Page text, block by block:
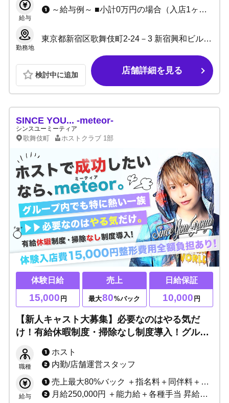
給与
～給与例～ ■小計0万円の場合（入店1ヶ月目） 日給：10,000円×25日=月給25万円+各種賞金 ■小計30万の場合(入店1～3ヶ月目) 日給：12,000円×25日＝月給30万円+各種賞金 ■小計100万の場合 売上：100万円×70%＝月給70万円+各種賞金
勤務地
東京都新宿区歌舞伎町2-24－3 新宿興和ビル5階
検討中に追加 店舗詳細を見る
SINCE YOU... -meteor-
シンスユーミーティア
歌舞伎町 ホストクラブ 1部
体験日給
15,000 円
売上
最大80%バック
日給保証
10,000 円
【新人キャスト大募集】必要なのはやる気だ
け！有給休暇制度・掃除なし制度導入！グルー
歓迎！
職種
ホスト
内勤/店舗運営スタッフ
給与
売上最大80%バック ＋指名料＋同伴料＋各種賞金
月給250,000円 ＋能力給＋各種手当 昇給随時